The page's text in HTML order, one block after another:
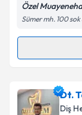
Metni
Özel
Sümer mh. 100
Dt. Ersoy
Size bu
Dt.
Diş